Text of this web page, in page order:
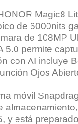
Magic8
de 6000nits
de 108MP
5.0 permite
con AI incluye
Ojos
móvil
y está